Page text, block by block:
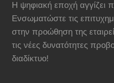
Η ψηφιακή εποχή αγγίζει
Ενσωματώστε τις
στην προώθηση της
τις νέες δυνατότητες
διαδίκτυο!